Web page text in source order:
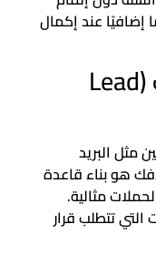
إضافيًا عند إكمال
5. حملات جمع البيانات (Lead
مثل البريد
هو بناء قاعدة
مثالية.
تتطلب قرار